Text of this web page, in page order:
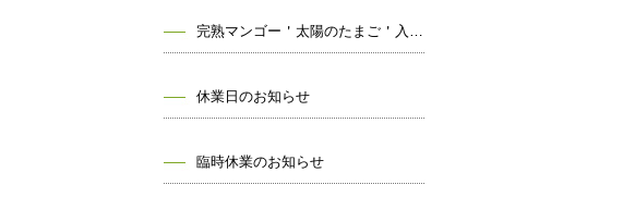
完熟マンゴー＇太陽のたまご＇入荷しました！
休業日のお知らせ
臨時休業のお知らせ